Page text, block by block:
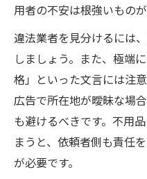
用者の不安は根強いものが
違法業者を見分けるには
しましょう。また、極端
格」といった文言には注
広告で所在地が曖昧な場
も避けるべきです。不用
まうと、依頼者側も責任
が必要です。